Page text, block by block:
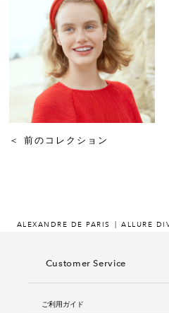
＜ 前のコレクション
ALEXANDRE DE PARIS ALLURE
Customer Service
ご利用ガイド